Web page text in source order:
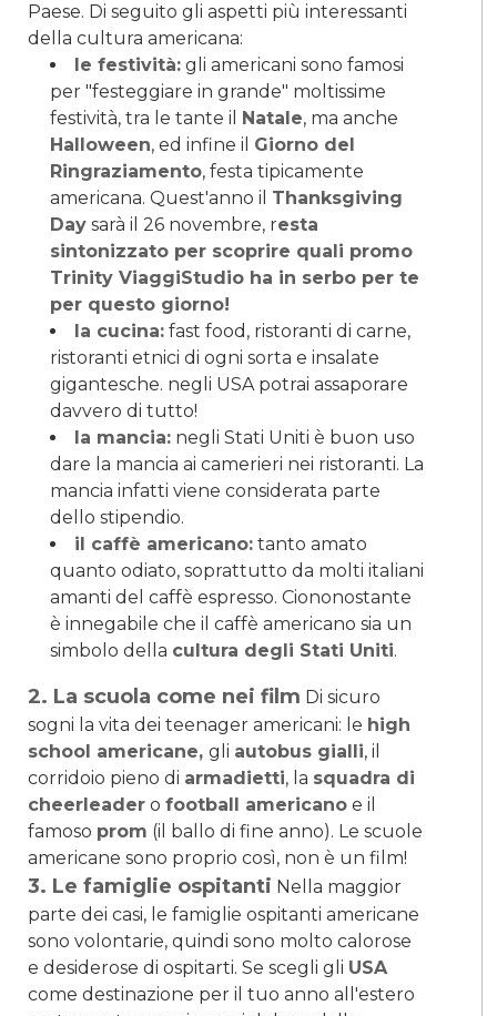
Paese. Di seguito gli aspetti più interessanti
della cultura americana:
le festività: gli americani sono famosi
per "festeggiare in grande" moltissime
festività, tra le tante il Natale, ma anche
Halloween, ed infine il Giorno del
Ringraziamento, festa tipicamente
americana. Quest'anno il Thanksgiving
Day sarà il 26 novembre, resta
sintonizzato per scoprire quali promo
Trinity ViaggiStudio ha in serbo per te
per questo giorno!
la cucina: fast food, ristoranti di carne,
ristoranti etnici di ogni sorta e insalate
gigantesche. negli USA potrai assaporare
davvero di tutto!
la mancia: negli Stati Uniti è buon uso
dare la mancia ai camerieri nei ristoranti. La
mancia infatti viene considerata parte
dello stipendio.
il caffè americano: tanto amato
quanto odiato, soprattutto da molti italiani
amanti del caffè espresso. Ciononostante
è innegabile che il caffè americano sia un
simbolo della cultura degli Stati Uniti.
2. La scuola come nei film Di sicuro
sogni la vita dei teenager americani: le high
school americane, gli autobus gialli, il
corridoio pieno di armadietti, la squadra di
cheerleader o football americano e il
famoso prom (il ballo di fine anno). Le scuole
americane sono proprio così, non è un film!
3. Le famiglie ospitanti Nella maggior
parte dei casi, le famiglie ospitanti americane
sono volontarie, quindi sono molto calorose
e desiderose di ospitarti. Se scegli gli USA
come destinazione per il tuo anno all'estero